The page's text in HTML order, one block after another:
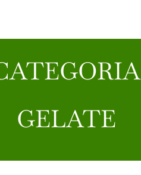
GELATE